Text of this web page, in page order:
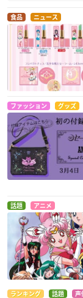
L LINE OFFICIAL
みでの販売とな
法人別オ
・Pretty
A4クリアファイ
・Sailor moon
・ELR store
L判ブロマイド
・Amazon.co.jp
メガジャケ（CDジ
食品 ニュース
ファッション グッズ
話題 アニメ
ランキング 話題 声